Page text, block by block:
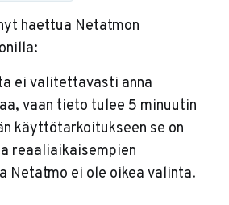
haettua Netatmon
ei valitettavasti anna
vaan tieto tulee 5 minuutin
käyttötarkoitukseen se on
reaaliaikaisempien
Netatmo ei ole oikea valinta.